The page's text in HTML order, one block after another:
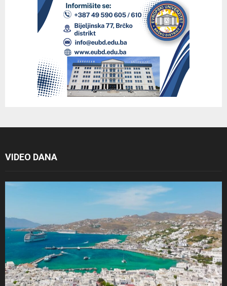
VIDEO DANA